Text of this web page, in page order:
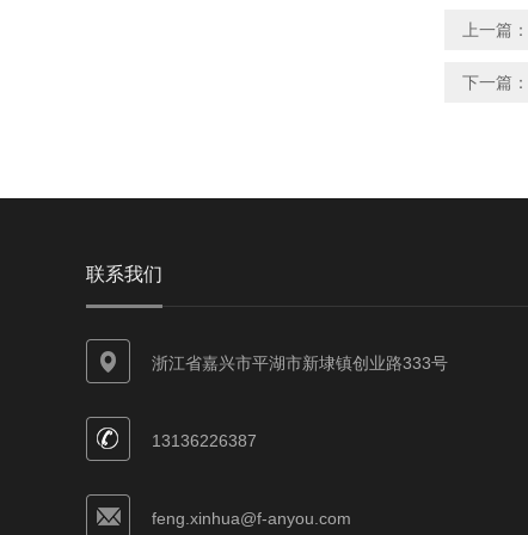
上一篇：
下一篇：
联系我们
浙江省嘉兴市平湖市新埭镇创业路333号
13136226387
feng.xinhua@f-anyou.com